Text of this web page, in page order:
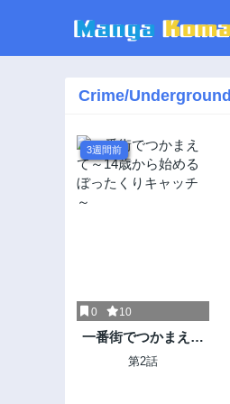
Crime/Underground
3週間前
0 10
一番街でつかまえて
～14歳から始めるぼ
第2話